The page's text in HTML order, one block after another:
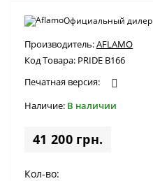
Производитель:AFLAMO
Код Товара: PRIDE B166
Печатная версия:
Наличие: В наличии
41 200 грн.
Официальный дилер
Кол-во: